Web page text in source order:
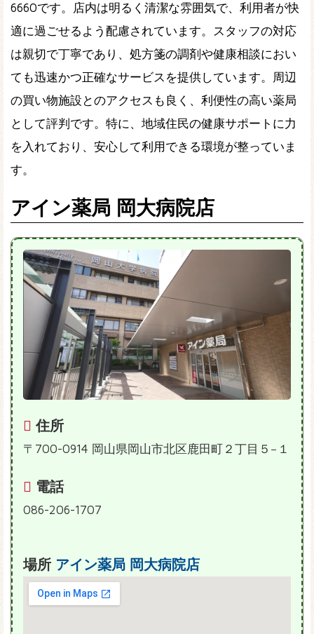
6660です。店内は明るく清潔な雰囲気で、利用者が快
適に過ごせるよう配慮されています。スタッフの対応
は親切で丁寧であり、処方箋の調剤や健康相談におい
ても迅速かつ正確なサービスを提供しています。周辺
の買い物施設とのアクセスも良く、利便性の高い薬局
として評判です。特に、地域住民の健康サポートに力
を入れており、安心して利用できる環境が整っていま
す。
アイン薬局 岡大病院店
住所
〒700-0914 岡山県岡山市北区鹿田町２丁目５−１
電話
086-206-1707
場所 アイン薬局 岡大病院店